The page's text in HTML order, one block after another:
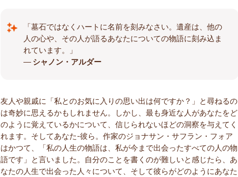
「墓石ではなくハートに名前を刻みなさい。遺産は、他の
人の心や、その人が語るあなたについての物語に刻み込ま
れています。」
― シャノン・アルダー
友人や親戚に「私とのお気に入りの思い出は何ですか？」と尋ねるの
は奇妙に思えるかもしれません。しかし、最も身近な人があなたをど
のように覚えているかについて、信じられないほどの洞察を与えてく
れます。そしてあなた-彼ら。作家のジョナサン・サフラン・フォア
はかつて、「私の人生の物語は、私が今まで出会ったすべての人の物
語です」と言いました。自分のことを書くのが難しいと感じたら、あ
なたの人生で出会った人々について、そして彼らがどのようにあなた